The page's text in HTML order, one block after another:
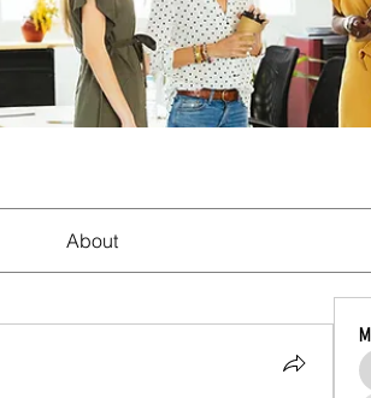
About